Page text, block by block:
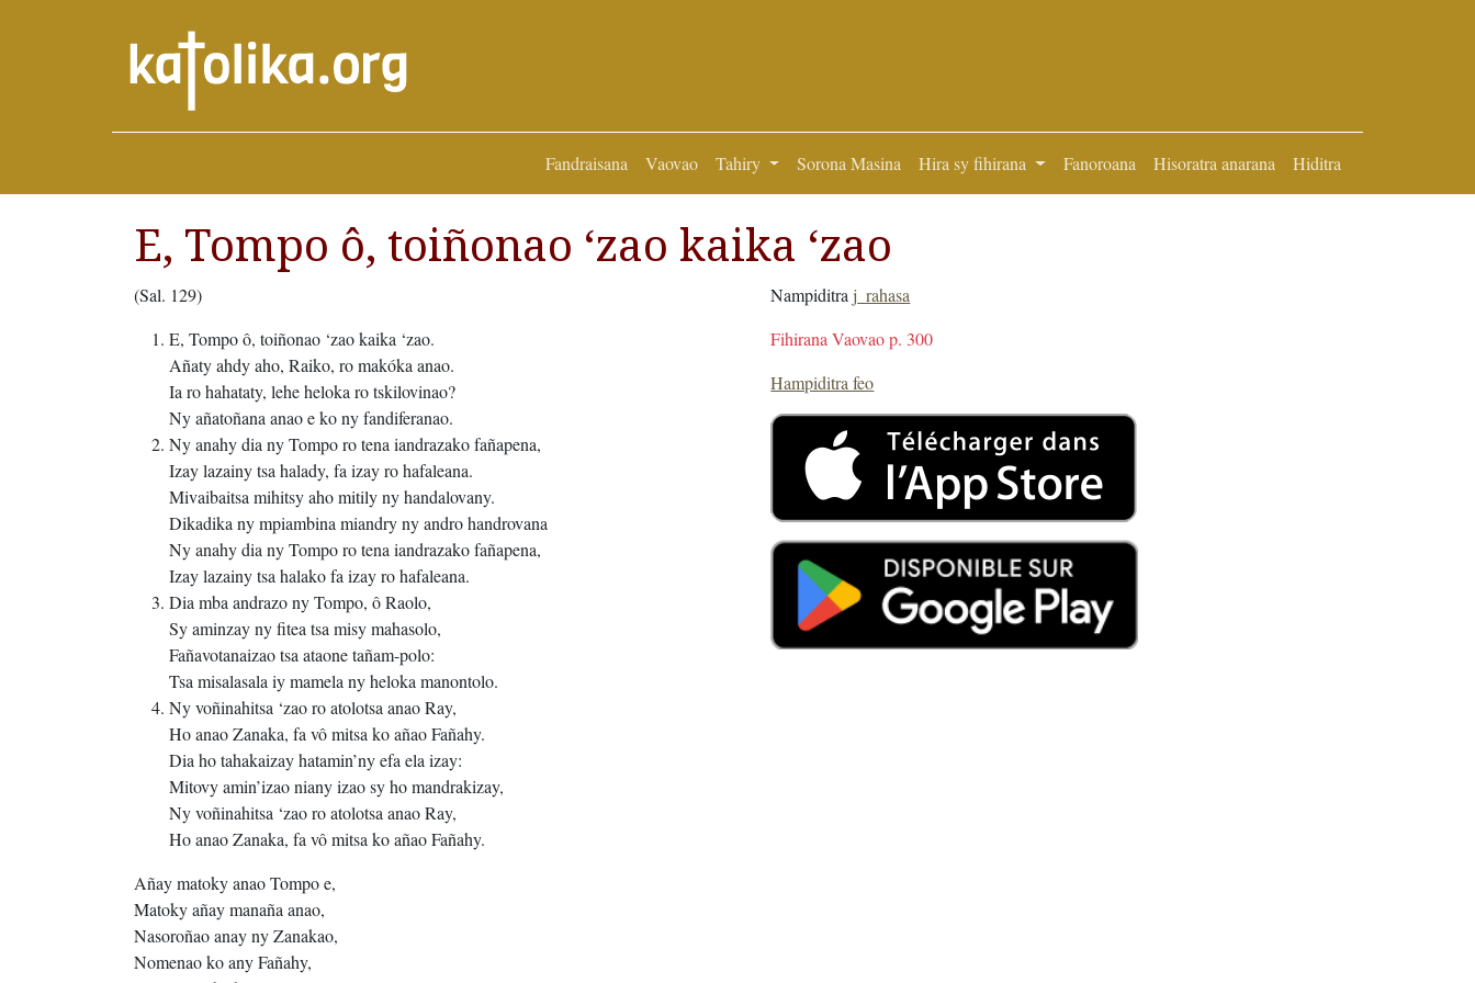
Fandraisana Vaovao Tahiry Sorona Masina Hira sy fihirana Fanoroana Hisoratra anarana Hiditra
E, Tompo ô, toiñonao ‘zao kaika ‘zao
(Sal. 129)
E, Tompo ô, toiñonao ‘zao kaika ‘zao.
Añaty ahdy aho, Raiko, ro makóka anao.
Ia ro hahataty, lehe heloka ro tskilovinao?
Ny añatoñana anao e ko ny fandiferanao.
Ny anahy dia ny Tompo ro tena iandrazako fañapena,
Izay lazainy tsa halady, fa izay ro hafaleana.
Mivaibaitsa mihitsy aho mitily ny handalovany.
Dikadika ny mpiambina miandry ny andro handrovana
Ny anahy dia ny Tompo ro tena iandrazako fañapena,
Izay lazainy tsa halako fa izay ro hafaleana.
Dia mba andrazo ny Tompo, ô Raolo,
Sy aminzay ny fitea tsa misy mahasolo,
Fañavotanaizao tsa ataone tañam-polo:
Tsa misalasala iy mamela ny heloka manontolo.
Ny voñinahitsa ‘zao ro atolotsa anao Ray,
Ho anao Zanaka, fa vô mitsa ko añao Fañahy.
Dia ho tahakaizay hatamin’ny efa ela izay:
Mitovy amin’izao niany izao sy ho mandrakizay,
Ny voñinahitsa ‘zao ro atolotsa anao Ray,
Ho anao Zanaka, fa vô mitsa ko añao Fañahy.
Añay matoky anao Tompo e,
Matoky añay manaña anao,
Nasoroñao anay ny Zanakao,
Nomenao ko any Fañahy,
Nampiditra j_rahasa
Fihirana Vaovao p. 300
Hampiditra feo